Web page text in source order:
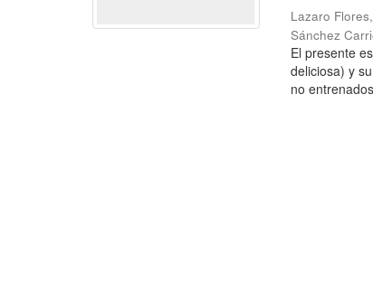
Lazaro
Sánchez
El presente
deliciosa) y
no